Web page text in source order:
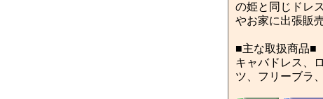
の姫と同じドレ
やお家に出張販
■主な取扱商品■
キャバドレス、
ツ、フリーブラ